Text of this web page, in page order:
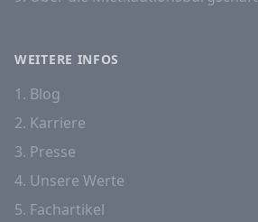
WEITERE INFOS
1. Blog
2. Karriere
3. Presse
4. Unsere Werte
5. Fachartikel